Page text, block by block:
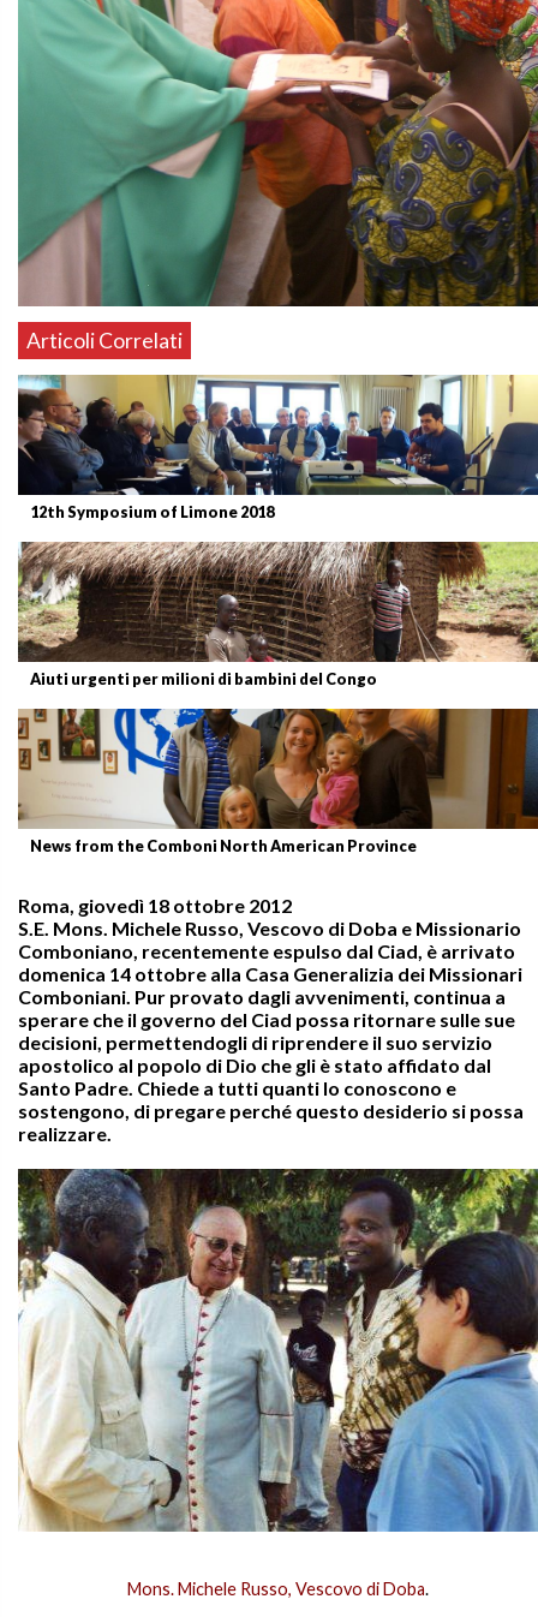
Articoli Correlati
12th Symposium of Limone 2018
Aiuti urgenti per milioni di bambini del Congo
News from the Comboni North American Province
Roma, giovedì 18 ottobre 2012
S.E. Mons. Michele Russo, Vescovo di Doba e Missionario
Comboniano, recentemente espulso dal Ciad, è arrivato
domenica 14 ottobre alla Casa Generalizia dei Missionari
Comboniani. Pur provato dagli avvenimenti, continua a
sperare che il governo del Ciad possa ritornare sulle sue
decisioni, permettendogli di riprendere il suo servizio
apostolico al popolo di Dio che gli è stato affidato dal
Santo Padre. Chiede a tutti quanti lo conoscono e
sostengono, di pregare perché questo desiderio si possa
realizzare.
Mons. Michele Russo, Vescovo di Doba.